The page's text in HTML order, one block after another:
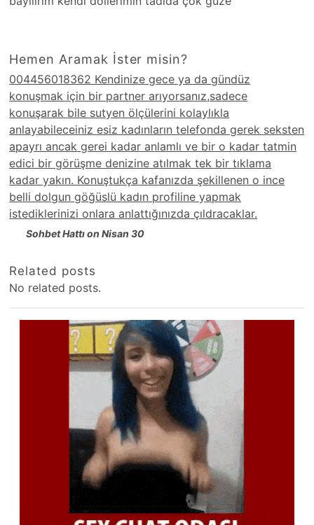
Hemen Aramak İster misin?
004456018362 Kendinize gece ya da gündüz
konuşmak için bir partner arıyorsanız,sadece
konuşarak bile sutyen ölçülerini kolaylıkla
anlayabileceiniz esiz kadınların telefonda gerek seksten
apayrı ancak gerei kadar anlamlı ve bir o kadar tatmin
edici bir görüşme denizine atılmak tek bir tıklama
kadar yakın. Konuştukça kafanızda şekillenen o ince
belli dolgun göğüslü kadın profiline yapmak
istediklerinizi onlara anlattığınızda çıldracaklar.
Sohbet Hattı on Nisan 30
Related posts
No related posts.